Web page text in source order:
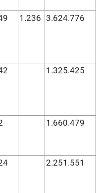
1.236 3.624.776
1.325.425
1.660.479
2.251.551